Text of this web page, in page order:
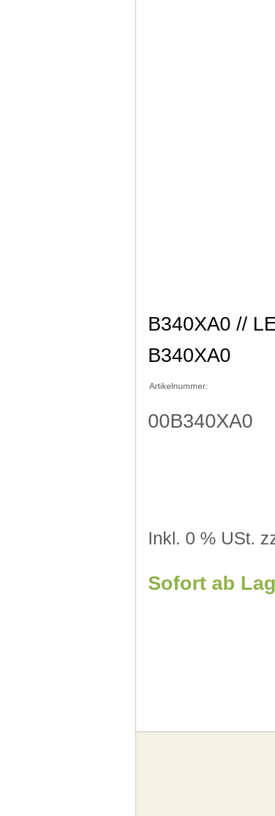
B340XA0 //
B340XA0
Artikelnummer:
00B340XA0
Inkl. 0 % USt.
Sofort ab